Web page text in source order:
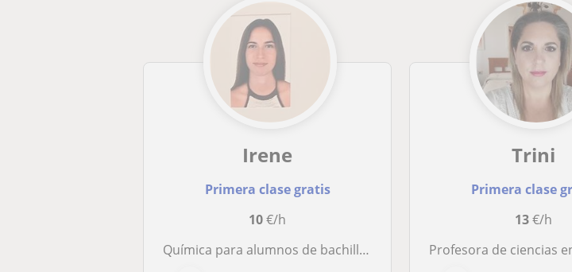
Irene
Primera clase gratis
10€/h
Química para alumnos de bachillerato, ESO o menores
Trini
Primera clase
13€/h
Profesora de ciencias en general,